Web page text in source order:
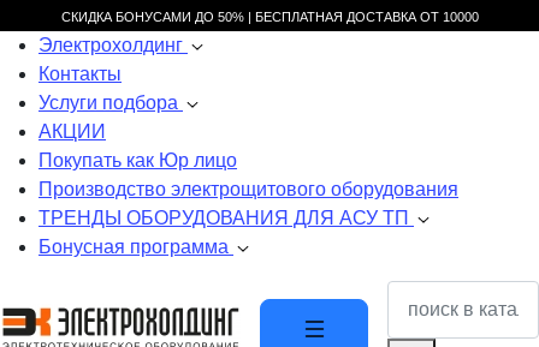
СКИДКА БОНУСАМИ ДО 50% | БЕСПЛАТНАЯ ДОСТАВКА ОТ 10000
Электрохолдинг
Контакты
Услуги подбора
АКЦИИ
Покупать как Юр лицо
Производство электрощитового оборудования
ТРЕНДЫ ОБОРУДОВАНИЯ ДЛЯ АСУ ТП
Бонусная программа